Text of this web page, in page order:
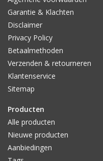
Garantie & Klachten
Disclaimer
Privacy Policy
Betaalmethoden
Verzenden & retourneren
Klantenservice
Sitemap
Producten
Alle producten
Nieuwe producten
Aanbiedingen
Tags